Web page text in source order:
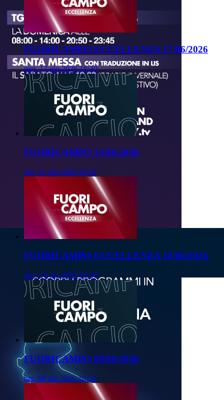
FUORICAMPO ECCELLENZA 17/06/2026
mer, 17 giu 2026 18:30
FUORICAMPO 15/06/2026
lun, 15 giu 2026 18:29
FUORICAMPO ECCELLENZA 10/06/2026
mer, 10 giu 2026 18:30
FUORICAMPO 08/06/2026
lun, 08 giu 2026 18:30